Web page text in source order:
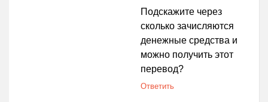
Подскажите через
сколько зачисляются
денежные средства и
можно получить этот
перевод?
Ответить